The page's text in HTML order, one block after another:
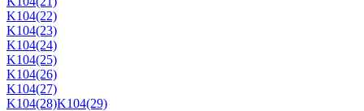
K104(22)
K104(23)
K104(24)
K104(25)
K104(26)
K104(27)
K104(28)K104(29)